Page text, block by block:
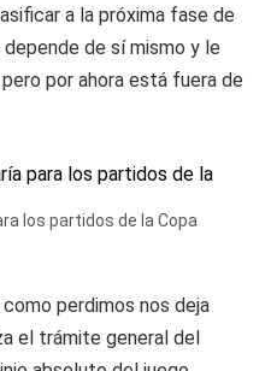
a la próxima fase de
depende de sí mismo y le
por ahora está fuera de
los partidos de la Copa
perdimos nos deja
el trámite general del